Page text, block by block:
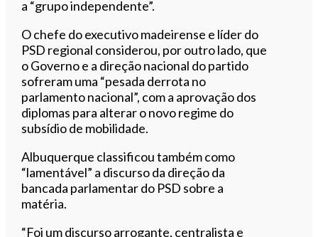
a “grupo independente”.
O chefe do executivo madeirense e líder do
PSD regional considerou, por outro lado, que
o Governo e a direção nacional do partido
sofreram uma “pesada derrota no
parlamento nacional”, com a aprovação dos
diplomas para alterar o novo regime do
subsídio de mobilidade.
Albuquerque classificou também como
“lamentável” a discurso da direção da
bancada parlamentar do PSD sobre a
matéria.
“Foi um discurso arrogante, centralista e